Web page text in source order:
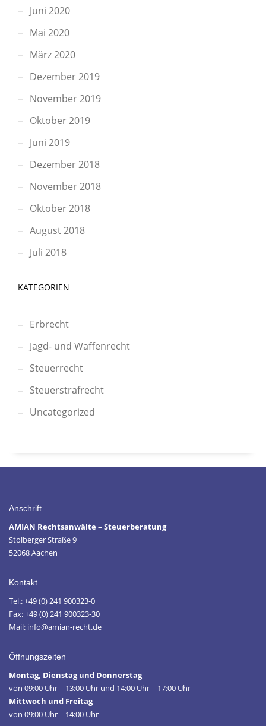
Juni 2020
Mai 2020
März 2020
Dezember 2019
November 2019
Oktober 2019
Juni 2019
Dezember 2018
November 2018
Oktober 2018
August 2018
Juli 2018
KATEGORIEN
Erbrecht
Jagd- und Waffenrecht
Steuerrecht
Steuerstrafrecht
Uncategorized
Anschrift
AMIAN Rechtsanwälte – Steuerberatung
Stolberger Straße 9
52068 Aachen
Kontakt
Tel.: +49 (0) 241 900323-0
Fax: +49 (0) 241 900323-30
Mail: info@amian-recht.de
Öffnungszeiten
Montag, Dienstag und Donnerstag
von 09:00 Uhr – 13:00 Uhr und 14:00 Uhr – 17:00 Uhr
Mittwoch und Freitag
von 09:00 Uhr – 14:00 Uhr